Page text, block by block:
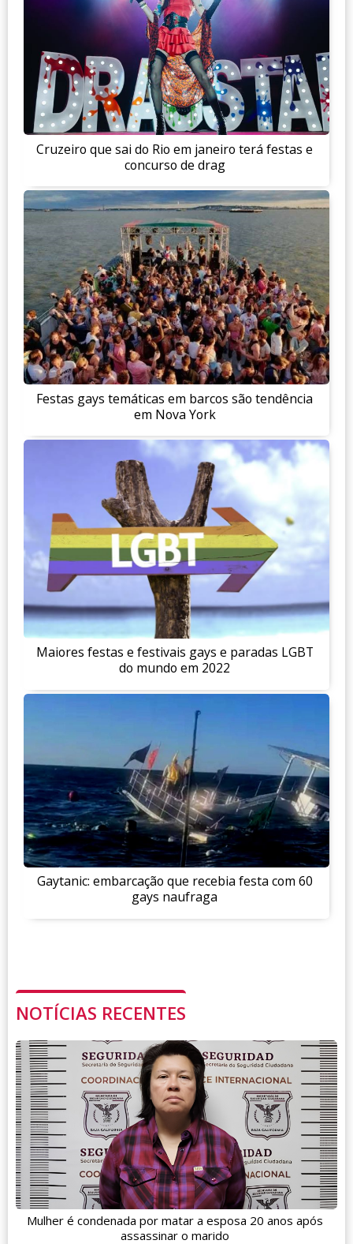
Cruzeiro que sai do Rio em janeiro terá festas e
concurso de drag
Festas gays temáticas em barcos são tendência
em Nova York
Maiores festas e festivais gays e paradas LGBT
do mundo em 2022
Gaytanic: embarcação que recebia festa com 60
gays naufraga
NOTÍCIAS RECENTES
Mulher é condenada por matar a esposa 20 anos após
assassinar o marido